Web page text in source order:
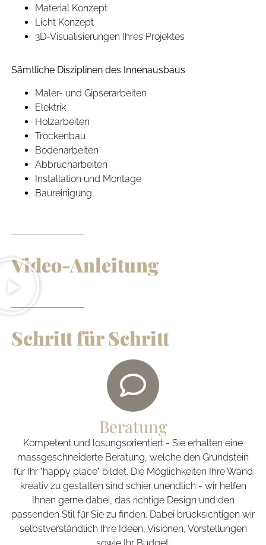
Material Konzept
Licht Konzept
3D-Visualisierungen Ihres Projektes
Sämtliche Disziplinen des Innenausbaus
Maler- und Gipserarbeiten
Elektrik
Holzarbeiten
Trockenbau
Bodenarbeiten
Abbrucharbeiten
Installation und Montage
Baureinigung
Video-Anleitung
Schritt für Schritt
Beratung
Kompetent und lösungsorientiert - Sie erhalten eine
massgeschneiderte Beratung, welche den Grundstein
für Ihr "happy place" bildet. Die Möglichkeiten Ihre Wand
kreativ zu gestalten sind schier unendlich - wir helfen
Ihnen gerne dabei, das richtige Design und den
passenden Stil für Sie zu finden. Dabei brücksichtigen wir
selbstverständlich Ihre Ideen, Visionen, Vorstellungen